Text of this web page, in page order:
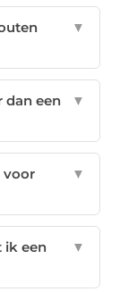
▼
dan een
▼
voor
▼
ik een
▼